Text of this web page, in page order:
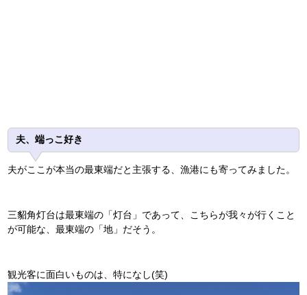
夫、端っこ好き
夫がここが本当の最東端だと主張する、漁港にも寄ってみました。
三貂角灯台は最東端の「灯台」であって、こちらが我々が行くこと
が可能な、最東端の「地」だそう。
観光客に面白いものは、特になし(笑)